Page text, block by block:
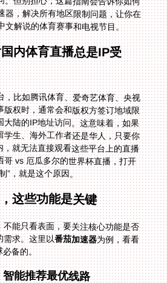
文解说的体育赛事和电视节目。
内体育直播总是IP受
，比如腾讯体育、爱奇艺体育、央视
版权时，通常会和版权方签订地域限
大陆的IP地址访问。这意味着，如果
学生、海外工作者还是华人，只要你
，就无法直接观看这些平台上的直播
哥 vs 厄瓜多尔的世界杯直播，打开
”，就是这个原因。
这些功能是关键
能只看表面，要关注核心功能是否
需求。这里以番茄加速器为例，看看
必备的。
能推荐最优线路